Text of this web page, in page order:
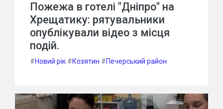
Пожежа в готелі "Дніпро" на
Хрещатику: рятувальники
опублікували відео з місця
подій.
#Новий рік #Козятин #Печерський район